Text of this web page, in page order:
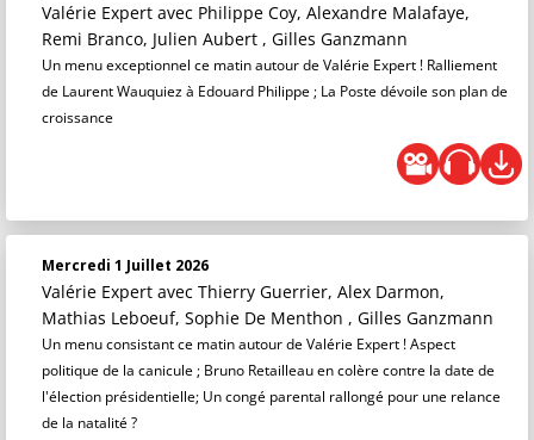
Valérie Expert avec Philippe Coy, Alexandre Malafaye,
Remi Branco, Julien Aubert , Gilles Ganzmann
Un menu exceptionnel ce matin autour de Valérie Expert ! Ralliement
de Laurent Wauquiez à Edouard Philippe ; La Poste dévoile son plan de
croissance
Mercredi 1 Juillet 2026
Valérie Expert avec Thierry Guerrier, Alex Darmon,
Mathias Leboeuf, Sophie De Menthon , Gilles Ganzmann
Un menu consistant ce matin autour de Valérie Expert ! Aspect
politique de la canicule ; Bruno Retailleau en colère contre la date de
l'élection présidentielle; Un congé parental rallongé pour une relance
de la natalité ?